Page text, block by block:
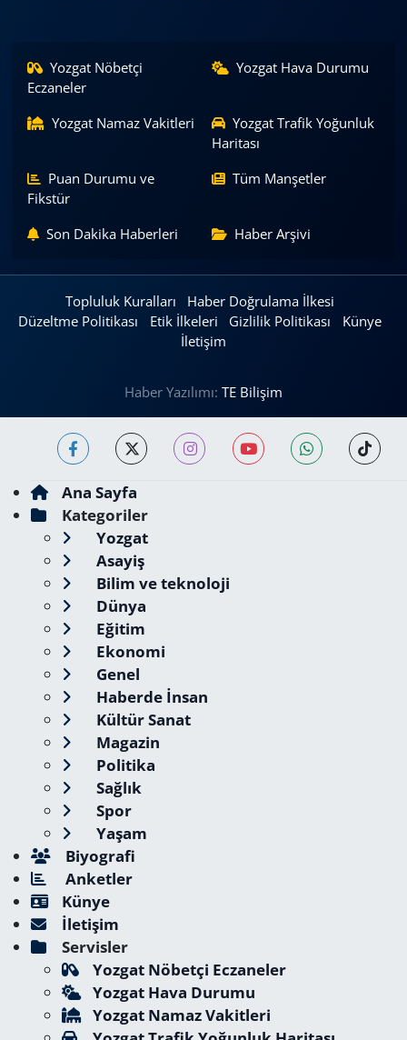
Yozgat Nöbetçi
Eczaneler
Yozgat Hava Durumu
Yozgat Namaz Vakitleri
Yozgat Trafik Yoğunluk
Haritası
Puan Durumu ve
Fikstür
Tüm Manşetler
Son Dakika Haberleri Haber Arşivi
Topluluk Kuralları
Haber Doğrulama İlkesi
Düzeltme Politikası
Etik İlkeleri Gizlilik Politikası
Künye
İletişim
Haber Yazılımı: TE Bilişim
Ana Sayfa
Kategoriler
Yozgat
Asayiş
Bilim ve teknoloji
Dünya
Eğitim
Ekonomi
Genel
Haberde İnsan
Kültür Sanat
Magazin
Politika
Sağlık
Spor
Yaşam
Biyografi
Anketler
Künye
İletişim
Servisler
Yozgat Nöbetçi Eczaneler
Yozgat Hava Durumu
Yozgat Namaz Vakitleri